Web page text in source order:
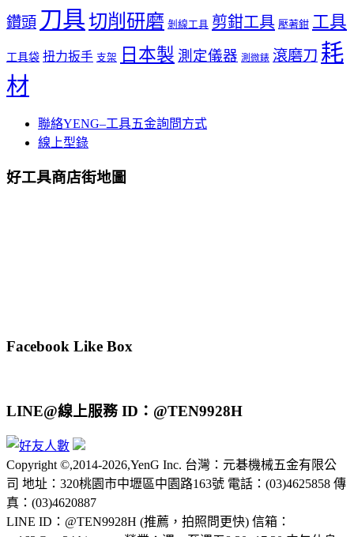
鑽頭 刀具切削研磨 剝線工具 剪鉗工具 壓著鉗 工具
工具袋 扭力扳手 支架 日本製 測定儀器 測微錶 滾磨刀 耗
材
聯絡YENG–工具五金詢問方式
線上型錄
好工具商店街地圖
Facebook Like Box
LINE@線上服務 ID：@TEN9928H
Copyright ©,2014-2026,YenG Inc. 台灣：元碁機械五金有限公
司 地址：320桃園市中壢區中園路163號 電話：(03)4625858 傳
真：(03)4620887
LINE ID：@TEN9928H (推薦，拍照問更快) 信箱：